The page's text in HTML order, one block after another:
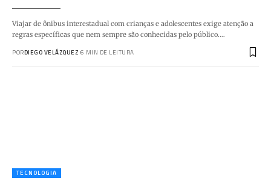
Viajar de ônibus interestadual com crianças e adolescentes exige atenção a
regras específicas que nem sempre são conhecidas pelo público.…
PORDIEGO VELÁZQUEZ 6 MIN DE LEITURA
TECNOLOGIA